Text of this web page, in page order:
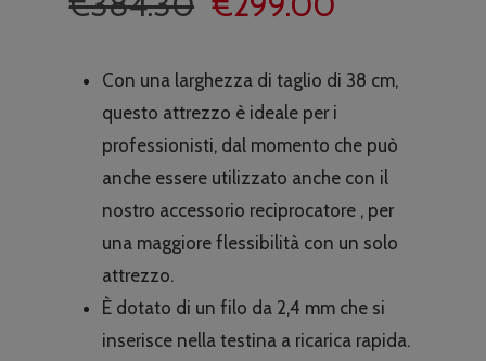
originale
era:
€384.30.
attuale
è:
€299.00.
Con una larghezza di taglio di 38 cm,
questo attrezzo è ideale per i
professionisti, dal momento che può
anche essere utilizzato anche con il
nostro accessorio reciprocatore , per
una maggiore flessibilità con un solo
attrezzo.
È dotato di un filo da 2,4 mm che si
inserisce nella testina a ricarica rapida.